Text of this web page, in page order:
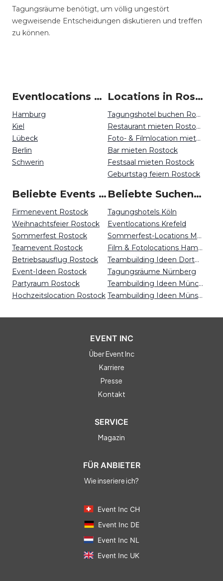
Tagungsräume benötigt, um völlig ungestört
wegweisende Entscheidungen diskutieren und treffen
zu können.
Eventlocations um Rostock
Hamburg
Kiel
Lübeck
Berlin
Schwerin
Locations in Rostock mieten
Tagungshotel buchen Rostock
Restaurant mieten Rostock
Foto- & Filmlocation mieten Rostock
Bar mieten Rostock
Festsaal mieten Rostock
Geburtstag feiern Rostock
Beliebte Events in Rostock
Firmenevent Rostock
Weihnachtsfeier Rostock
Sommerfest Rostock
Teamevent Rostock
Betriebsausflug Rostock
Event-Ideen Rostock
Partyraum Rostock
Hochzeitslocation Rostock
Beliebte Suchen auf Event Inc
Tagungshotels Köln
Eventlocations Krefeld
Sommerfest-Locations München
Film & Fotolocations Hamburg
Teambuilding Ideen Dortmund
Tagungsräume Nürnberg
Teambuilding Ideen München
Teambuilding Ideen Münster
EVENT INC
Über Event Inc
Karriere
Presse
Kontakt
SERVICE
Magazin
FÜR ANBIETER
Wie inseriere ich?
Event Inc CH
Event Inc DE
Event Inc NL
Event Inc UK